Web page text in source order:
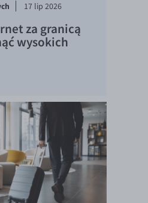
17 lip 2026
za granicą
wysokich